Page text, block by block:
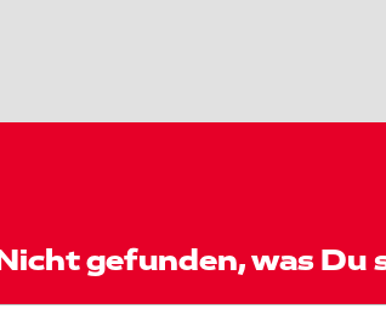
Nicht gefunden, was Du